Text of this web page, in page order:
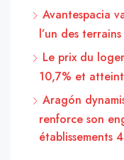
Avantespacia
l’un des
Le prix du
10,7% et
Aragón
renforce son
établissements